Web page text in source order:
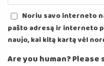
Noriu savo interneto
pašto adresą ir interneto
naujo, kai kitą kartą vėl
Are you human? Please